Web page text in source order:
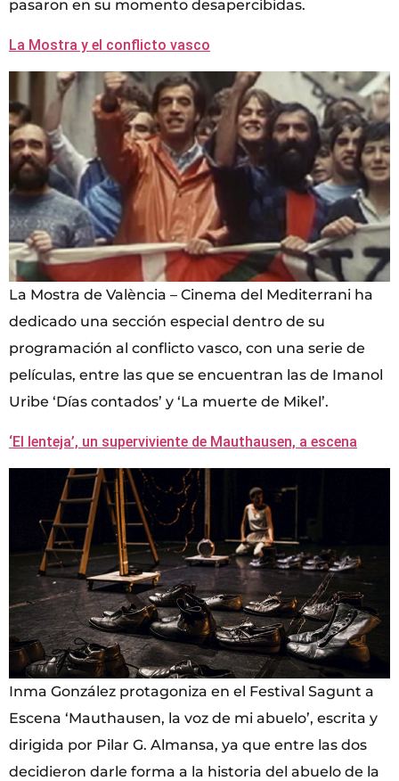
pasaron en su momento desapercibidas.
La Mostra y el conflicto vasco
La Mostra de València – Cinema del Mediterrani ha
dedicado una sección especial dentro de su
programación al conflicto vasco, con una serie de
películas, entre las que se encuentran las de Imanol
Uribe ‘Días contados’ y ‘La muerte de Mikel’.
‘El lenteja’, un superviviente de Mauthausen, a escena
Inma González protagoniza en el Festival Sagunt a
Escena ‘Mauthausen, la voz de mi abuelo’, escrita y
dirigida por Pilar G. Almansa, ya que entre las dos
decidieron darle forma a la historia del abuelo de la